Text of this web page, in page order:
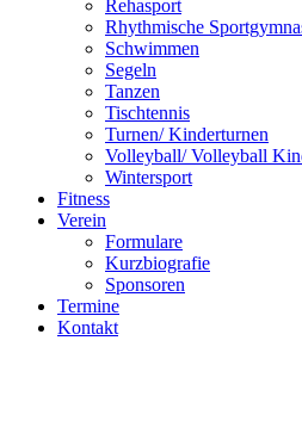
Rehasport
Rhythmische
Schwimmen
Segeln
Tanzen
Tischtennis
Turnen/ Kinderturnen
Volleyball/ Volleyball
Wintersport
Fitness
Verein
Formulare
Kurzbiografie
Sponsoren
Termine
Kontakt